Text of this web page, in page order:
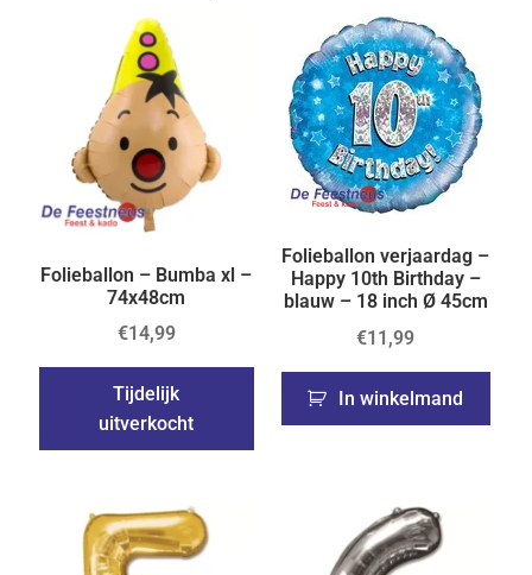
Folieballon – Bumba xl –
74x48cm
€14,99
Tijdelijk
uitverkocht
Folieballon verjaardag –
Happy 10th Birthday –
blauw – 18 inch Ø 45cm
€11,99
In winkelmand